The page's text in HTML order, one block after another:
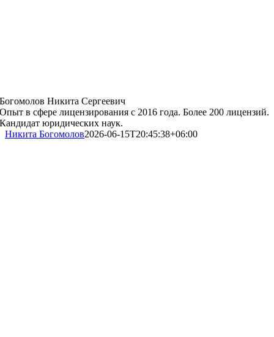
Богомолов Никита Сергеевич
Опыт в сфере лицензирования с 2016 года. Более 200 лицензий.
Кандидат юридических наук.
Никита Богомолов2026-06-15T20:45:38+06:00